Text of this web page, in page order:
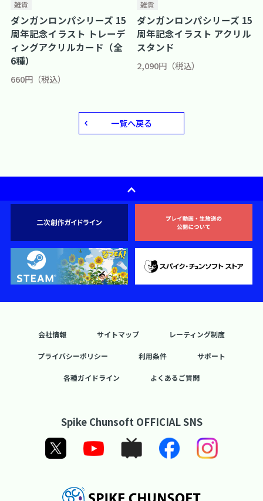
雑貨
ダンガンロンパシリーズ 15
周年記念イラスト トレーデ
ィングアクリルカード（全
6種）
660円（税込）
雑貨
ダンガンロンパシリーズ 15
周年記念イラスト アクリル
スタンド
2,090円（税込）
一覧へ戻る
会社情報 サイトマップ レーティング制度
プライバシーポリシー 利用条件 サポート
各種ガイドライン よくあるご質問
Spike Chunsoft OFFICIAL SNS